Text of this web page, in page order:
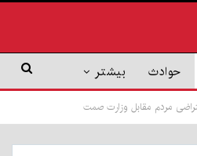
حوادث بیشتر
مردم مقابل وزارت صمت